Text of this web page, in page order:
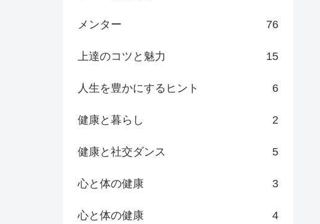
メンター 76
上達のコツと魅力 15
人生を豊かにするヒント 6
健康と暮らし 2
健康と社交ダンス 5
心と体の健康 3
心と体の健康 4